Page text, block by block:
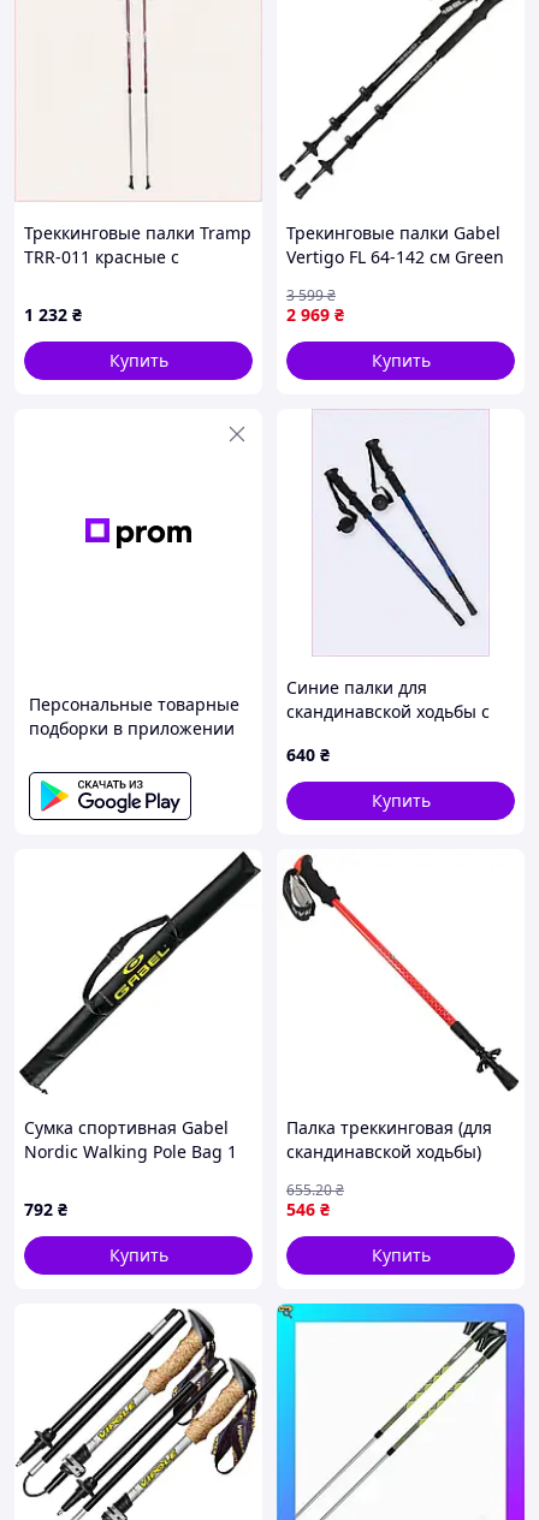
Треккинговые палки Tramp
TRR-011 красные с
9505EEA20
1 232 ₴
Купить
Трекинговые палки Gabel
Vertigo FL 64-142 см Green
2 969 ₴
3 599₴
Купить
Персональные товарные
подборки в приложении
Синие палки для
скандинавской ходьбы с
640 ₴
Купить
Сумка спортивная Gabel
Nordic Walking Pole Bag 1
792 ₴
Купить
Палка треккинговая (для
скандинавской ходьбы)
7161_Красный
546 ₴
655.20₴
Купить